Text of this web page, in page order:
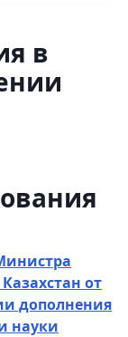
в
от
дополнения
науки